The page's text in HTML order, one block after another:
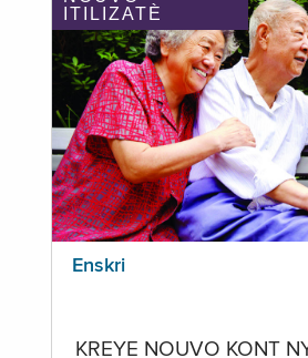
ITILIZATÈ
Enskri
KREYE NOUVO KONT